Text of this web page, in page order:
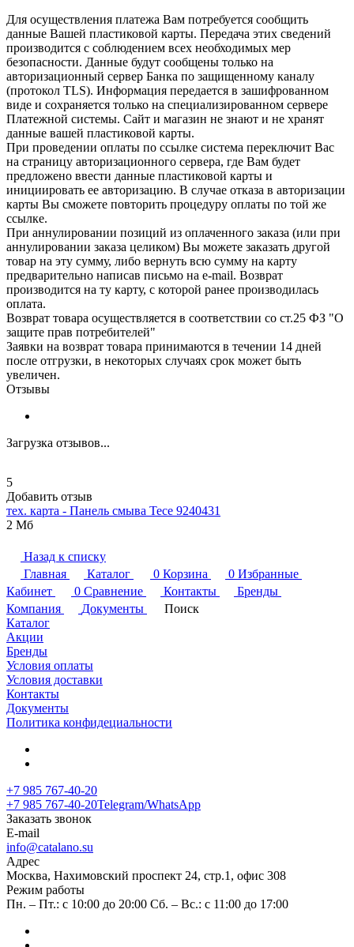
Для осуществления платежа Вам потребуется сообщить
данные Вашей пластиковой карты. Передача этих сведений
производится с соблюдением всех необходимых мер
безопасности. Данные будут сообщены только на
авторизационный сервер Банка по защищенному каналу
(протокол TLS). Информация передается в зашифрованном
виде и сохраняется только на специализированном сервере
Платежной системы. Сайт и магазин не знают и не хранят
данные вашей пластиковой карты.
При проведении оплаты по ссылке система переключит Вас
на страницу авторизационного сервера, где Вам будет
предложено ввести данные пластиковой карты и
инициировать ее авторизацию. В случае отказа в авторизации
карты Вы сможете повторить процедуру оплаты по той же
ссылке.
При аннулировании позиций из оплаченного заказа (или при
аннулировании заказа целиком) Вы можете заказать другой
товар на эту сумму, либо вернуть всю сумму на карту
предварительно написав письмо на e-mail. Возврат
производится на ту карту, с которой ранее производилась
оплата.
Возврат товара осуществляется в соответствии со ст.25 ФЗ "О
защите прав потребителей"
Заявки на возврат товара принимаются в течении 14 дней
после отгрузки, в некоторых случаях срок может быть
увеличен.
Отзывы
Загрузка отзывов...
5
Добавить отзыв
тех. карта - Панель смыва Tece 9240431
2 Мб
Назад к списку
Главная
Каталог 0 Корзина 0 Избранные
Кабинет
0 Сравнение Контакты
Бренды
Компания
Документы
Поиск
Каталог
Акции
Бренды
Условия оплаты
Условия доставки
Контакты
Документы
Политика конфидециальности
+7 985 767-40-20
+7 985 767-40-20Telegram/WhatsApp
Заказать звонок
E-mail
info@catalano.su
Адрес
Москва, Нахимовский проспект 24, стр.1, офис 308
Режим работы
Пн. – Пт.: с 10:00 до 20:00 Сб. – Вс.: с 11:00 до 17:00